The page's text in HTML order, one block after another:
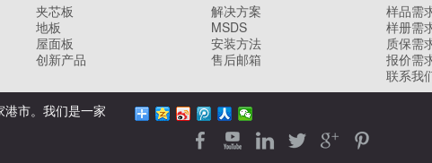
夹芯板
地板
屋面板
创新产品
解决方案
MSDS
安装方法
售后邮箱
样品需
样册需
质保需
报价需
联系我
市。我们是一家